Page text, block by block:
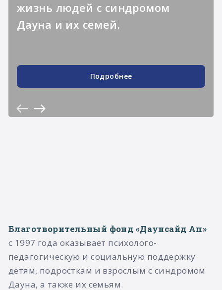
жизнь людей с синдромом
Дауна и их семей.
Подробнее
Благотворительный фонд «Даунсайд Ап»
с 1997 года оказывает психолого-
педагогическую и социальную поддержку
детям, подросткам и взрослым с синдромом
Дауна, а также их семьям.​